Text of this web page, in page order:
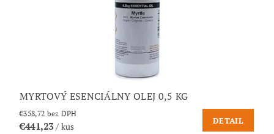
MYRTOVÝ ESENCIÁLNY OLEJ 0,5 KG
€358,72 bez DPH
€441,23/ kus
DETAIL